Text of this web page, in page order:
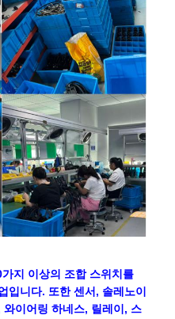
지 이상의 조합 스위치를
입니다. 또한 센서, 솔레노이
이어링 하네스, 릴레이, 스